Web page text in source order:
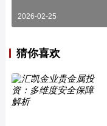
2026-02-25
猜你喜欢